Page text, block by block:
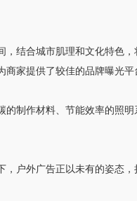
结合城市肌理和文化特色
家提供了较佳的品牌曝光平
制作材料、节能效率的照
户外广告正以未有的姿态